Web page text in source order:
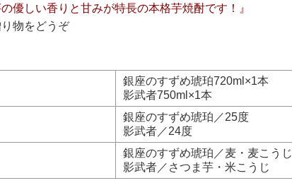
優しい香りと甘みが特長の本格芋焼酎です！』
物をどうぞ
銀座のすずめ琥珀720ml×1本
影武者750ml×1本
銀座のすずめ琥珀／25度
影武者／24度
銀座のすずめ琥珀／麦・麦こうじ
影武者／さつま芋・米こうじ